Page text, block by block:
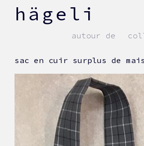
skiphägeli
autour de
sac en cuir surplus de